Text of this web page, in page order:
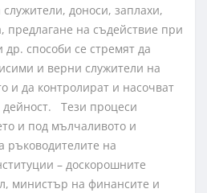
доноси, заплахи,
предлагане на съдействие при
способи се стремят да
и верни служители на
и да контролират и насочват
дейност. Тези процеси
и под мълчаливото и
ръководителите на
– доскорошните
министър на финансите и